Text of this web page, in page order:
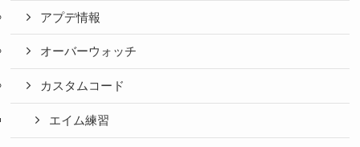
アプデ情報
オーバーウォッチ
カスタムコード
エイム練習